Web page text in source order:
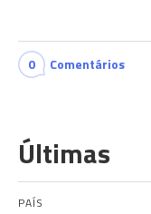
0 Comentários
Últimas
PAÍS